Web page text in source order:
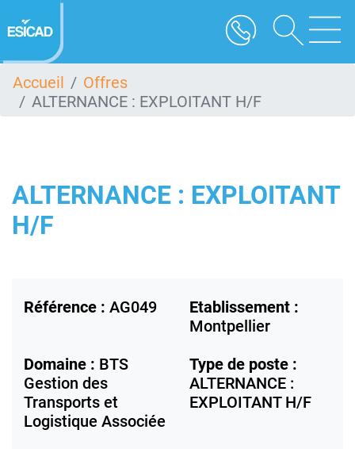
au
contenu
Accueil
Offres
ALTERNANCE : EXPLOITANT H/F
ALTERNANCE : EXPLOITANT
H/F
Référence : AG049
Etablissement :
Montpellier
Domaine : BTS
Gestion des
Transports et
Logistique Associée
Type de poste :
ALTERNANCE :
EXPLOITANT H/F